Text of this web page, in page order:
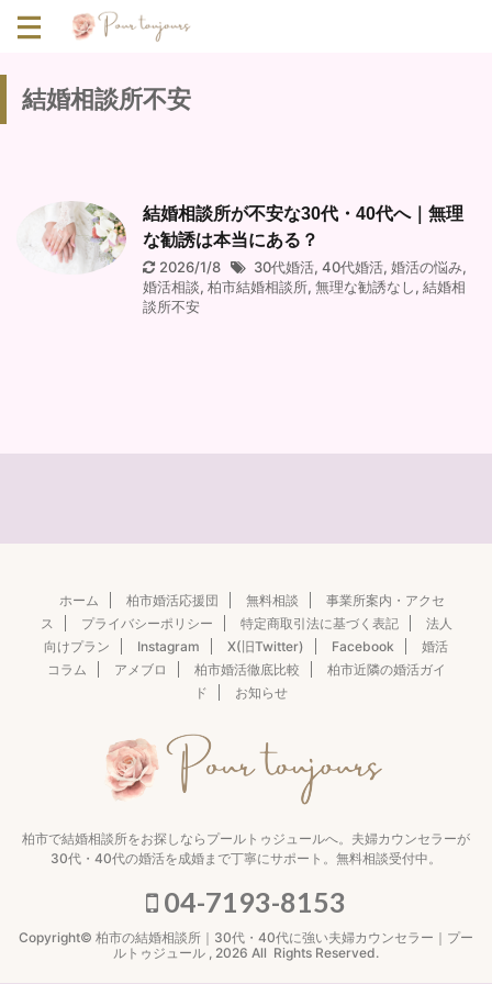
結婚相談所不安
結婚相談所が不安な30代・40代へ｜無理
な勧誘は本当にある？
2026/1/8 30代婚活, 40代婚活, 婚活の悩み,
婚活相談, 柏市結婚相談所, 無理な勧誘なし, 結婚相
談所不安
ホーム 柏市婚活応援団 無料相談
事業所案内・アクセ
ス
プライバシーポリシー 特定商取引法に基づく表記
法人
向けプラン
Instagram X(旧Twitter) Facebook
婚活
コラム
アメブロ 柏市婚活徹底比較
柏市近隣の婚活ガイ
ド
お知らせ
柏市で結婚相談所をお探しならプールトゥジュールへ。夫婦カウンセラーが
30代・40代の婚活を成婚まで丁寧にサポート。無料相談受付中。
04-7193-8153
Copyright© 柏市の結婚相談所｜30代・40代に強い夫婦カウンセラー｜プー
ルトゥジュール , 2026 All Rights Reserved.